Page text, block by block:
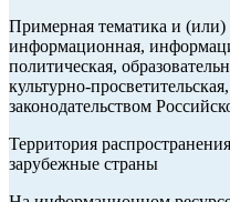
Примерная тематика и (или)
информационная,
политическая,
культурно-
законодательством
Территория
зарубежные страны